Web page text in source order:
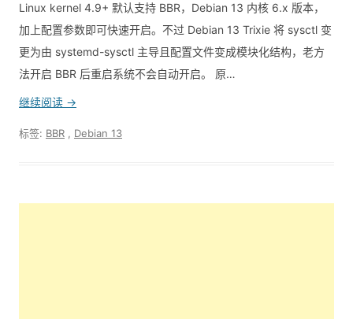
Linux kernel 4.9+ 默认支持 BBR，Debian 13 内核 6.x 版本，
加上配置参数即可快速开启。不过 Debian 13 Trixie 将 sysctl 变
更为由 systemd-sysctl 主导且配置文件变成模块化结构，老方
法开启 BBR 后重启系统不会自动开启。 原…
继续阅读 →
标签: BBR Debian 13